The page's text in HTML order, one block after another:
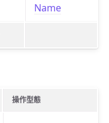
Name
操作型態